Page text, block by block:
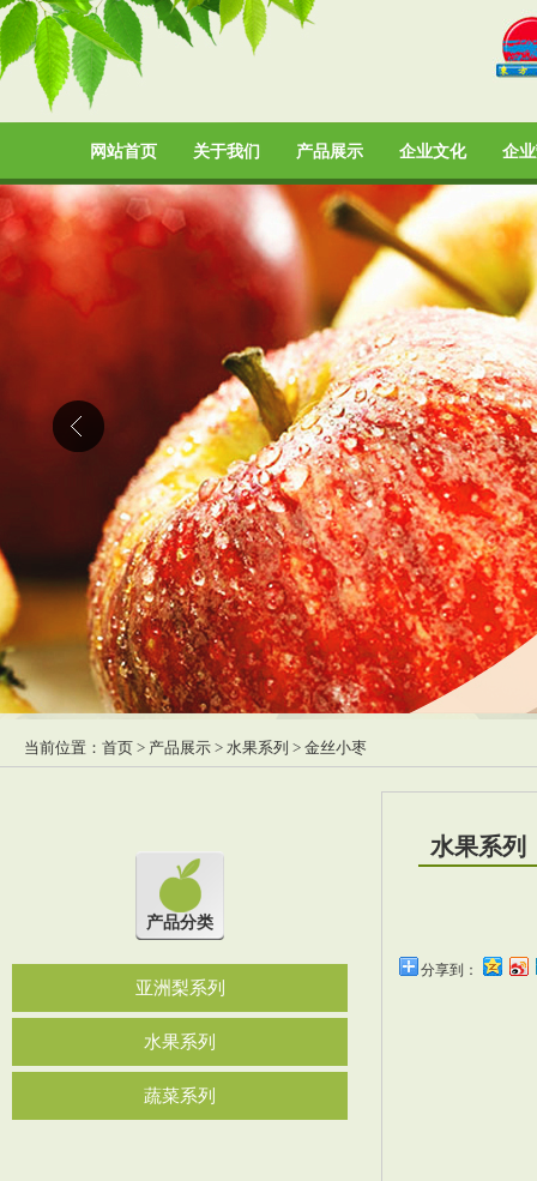
网站首页 关于我们 产品展示 企业文化 企
当前位置： 首页 > 产品展示 > 水果系列 > 金丝小枣
产品分类
亚洲梨系列
水果系列
蔬菜系列
水果系列
分享到：